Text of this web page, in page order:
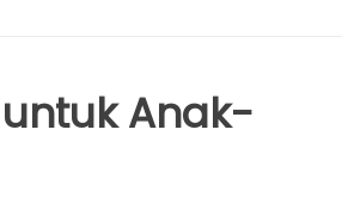
Anak-